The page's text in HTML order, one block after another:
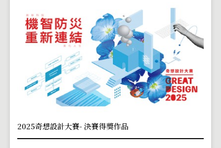
2025奇想設計大賽- 決賽得獎作品